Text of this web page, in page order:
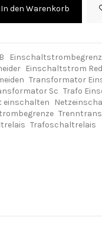
In den Warenkorb
Einschaltstrom
Transformator
Sc Trafo
einschalten
Trafoschaltrelais